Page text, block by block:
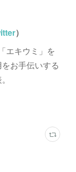
）
エキウミ」を
お手伝いする